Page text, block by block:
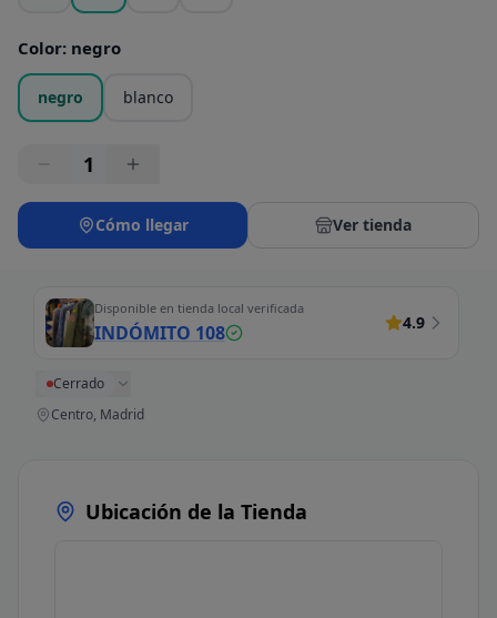
Color: negro
negro blanco
1
Cómo llegar Ver tienda
Disponible en tienda local verificada
INDÓMITO 108 4.9
Cerrado
Centro, Madrid
Ubicación de la Tienda